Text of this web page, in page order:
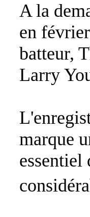
A la
en
batteur,
Larry
marque
essentiel